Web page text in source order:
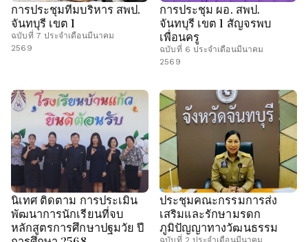
การประชุมทีมบริหาร สพป.
จันทบุรี เขต 1
ฉบับที่ 7 ประจำเดือนมีนาคม
2569
การประชุม ผอ. สพป.
จันทบุรี เขต 1 สัญจรพบ
เพื่อนครู
ฉบับที่ 6 ประจำเดือนมีนาคม
2569
นิเทศ ติดตาม การประเมิน
พัฒนาการนักเรียนที่จบ
หลักสูตรการศึกษาปฐมวัย ปี
ประชุมคณะกรรมการส่ง
เสริมและรักษามรดก
ภูมิปัญญาทางวัฒนธรรม
ฉบับที่ 2 ประจำเดือนมีนาคม